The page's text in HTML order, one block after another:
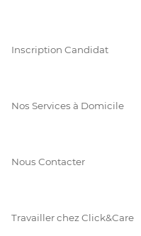
Inscription Candidat
Nos Services à Domicile
Nous Contacter
Travailler chez Click&Care